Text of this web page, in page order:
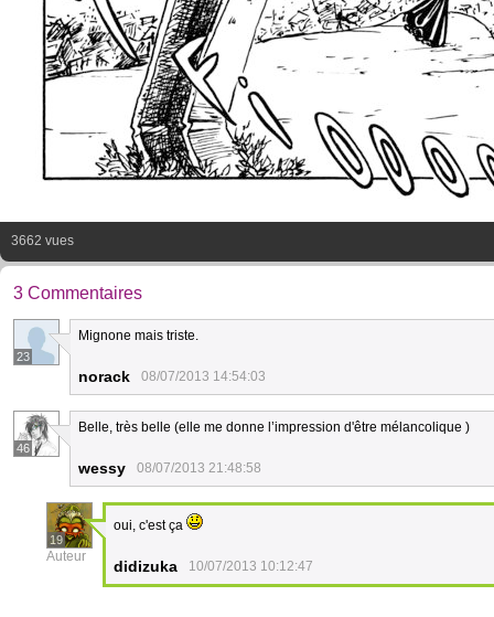
3662 vues
3 Commentaires
23
Mignone mais triste.
norack 08/07/2013 14:54:03
46
Belle, très belle (elle me donne l’impression d'être mélancolique )
wessy 08/07/2013 21:48:58
19
Auteur
oui, c'est ça
didizuka 10/07/2013 10:12:47